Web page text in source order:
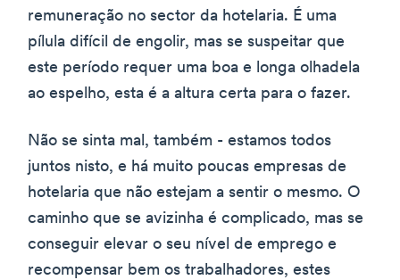
remuneração no sector da hotelaria. É uma
pílula difícil de engolir, mas se suspeitar que
este período requer uma boa e longa olhadela
ao espelho, esta é a altura certa para o fazer.
Não se sinta mal, também - estamos todos
juntos nisto, e há muito poucas empresas de
hotelaria que não estejam a sentir o mesmo. O
caminho que se avizinha é complicado, mas se
conseguir elevar o seu nível de emprego e
recompensar bem os trabalhadores, estes